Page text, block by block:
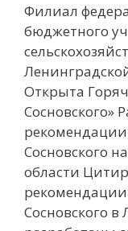
Филиал
бюджетного
Открыта
Сосновского»
Сосновского
области
Сосновского в